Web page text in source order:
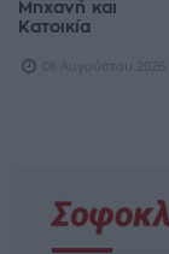
Μηχανή και
Κατοικία
08 Αυγούστου 2026